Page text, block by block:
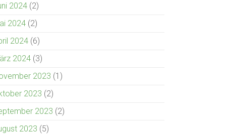
2024 (2)
2024 (2)
2024 (6)
2024 (3)
2023 (1)
2023 (2)
2023 (2)
2023 (5)